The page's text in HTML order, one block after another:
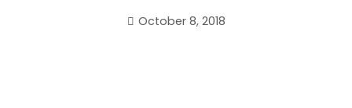
October 8, 2018